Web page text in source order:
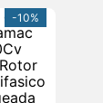
-10%